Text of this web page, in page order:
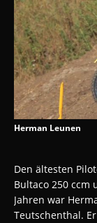
Herman Leunen
Den ältesten
Bultaco 250 ccm
Jahren war
Teutschenthal.